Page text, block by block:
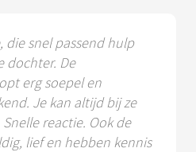
die snel passend hulp
dochter. De
erg soepel en
Je kan altijd bij ze
reactie. Ook de
lief en hebben kennis